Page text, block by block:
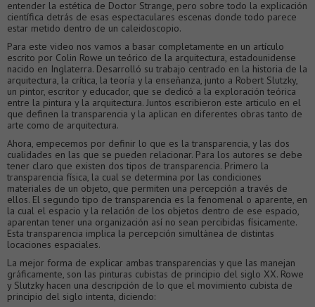
entender la estética de Doctor Strange, pero sobre todo la explicación
científica detrás de esas espectaculares escenas donde todo parece
estar metido dentro de un caleidoscopio.
Para este video nos vamos a basar completamente en un artículo
escrito por Colin Rowe un teórico de la arquitectura, estadounidense
nacido en Inglaterra. Desarrolló su trabajo centrado en la historia de la
arquitectura, la crítica, la teoría y la enseñanza, junto a Robert Slutzky,
un pintor, escritor y educador, que se dedicó a la exploración teórica
entre la pintura y la arquitectura. Juntos escribieron este articulo en el
que definen la transparencia y la aplican en diferentes obras tanto de
arte como de arquitectura.
Ahora, empecemos por definir lo que es la transparencia, y las dos
cualidades en las que se pueden relacionar. Para los autores se debe
tener claro que existen dos tipos de transparencia. Primero la
transparencia física, la cual se determina por las condiciones
materiales de un objeto, que permiten una percepción a través de
ellos. El segundo tipo de transparencia es la fenomenal o aparente, en
la cual el espacio y la relación de los objetos dentro de ese espacio,
aparentan tener una organización así no sean percibidas físicamente.
Esta transparencia implica la percepción simultánea de distintas
locaciones espaciales.
La mejor forma de explicar ambas transparencias y que las manejan
gráficamente, son las pinturas cubistas de principio del siglo XX. Rowe
y Slutzky hacen una descripción de lo que el movimiento cubista de
principio del siglo intenta, diciendo: